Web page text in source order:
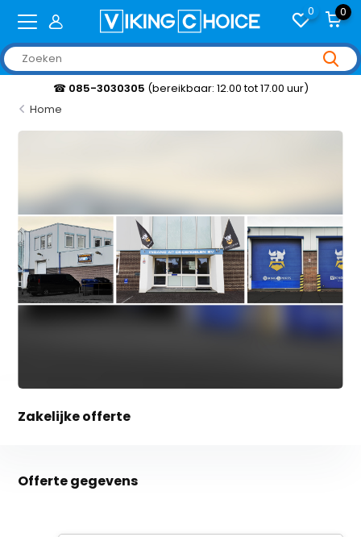
0 0
☎ 085-3030305 (bereikbaar: 12.00 tot 17.00 uur)
Home
Zakelijke offerte
Offerte gegevens